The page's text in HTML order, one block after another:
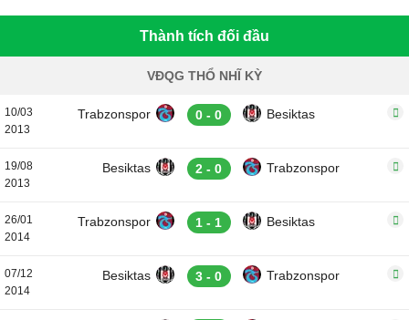
Thành tích đối đầu
VĐQG THỔ NHĨ KỲ
10/03
2013
Trabzonspor 0 - 0 Besiktas
19/08
2013
Besiktas 2 - 0 Trabzonspor
26/01
2014
Trabzonspor 1 - 1 Besiktas
07/12
2014
Besiktas 3 - 0 Trabzonspor